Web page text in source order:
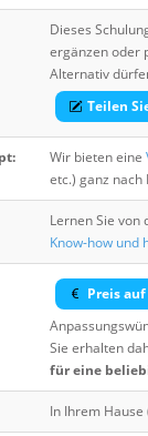
Dieses
ergänzen oder
Alternativ
Teilen
Wir bieten eine
etc.) ganz nach
Lernen Sie von
Know-how und
Preis
Sie erhalten
für eine
In Ihrem